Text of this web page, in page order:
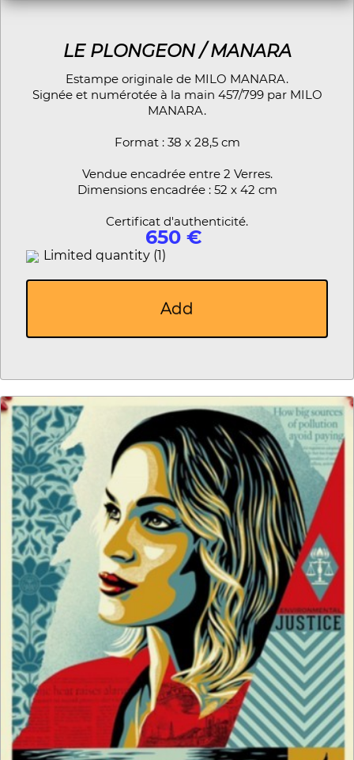
LE PLONGEON / MANARA
Estampe originale de MILO MANARA.
Signée et numérotée à la main 457/799 par MILO
MANARA.
Format : 38 x 28,5 cm
Vendue encadrée entre 2 Verres.
Dimensions encadrée : 52 x 42 cm
Certificat d'authenticité.
650 €
Limited quantity (1)
Add